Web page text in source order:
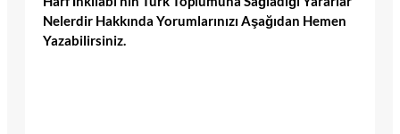
Nelerdir Hakkında Yorumlarınızı Aşağıdan Hemen
Yazabilirsiniz.